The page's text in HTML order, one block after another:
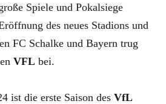
Spiele und Pokalsiege
des neues Stadions und
FC Schalke und Bayern trug
VFL bei.
ist die erste Saison des VfL